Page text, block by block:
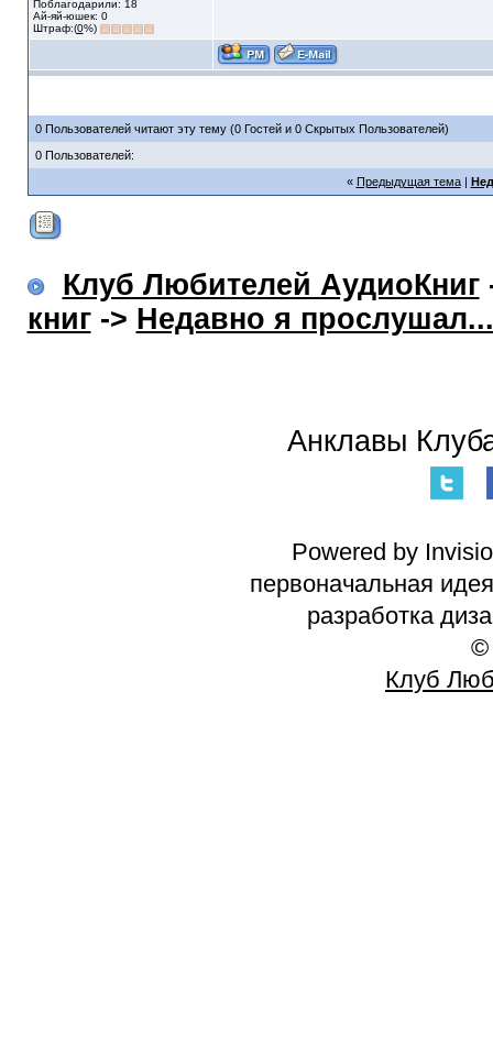
Поблагодарили: 18
Ай-яй-юшек: 0
Штраф:(0%)
0 Пользователей читают эту тему (0 Гостей и 0 Скрытых Пользователей)
0 Пользователей:
« Предыдущая тема|
Клуб Любителей АудиоКниг
книг-> Недавно я прослушал...
Анклавы
Powered by
первоначальная
разработка
©
Клуб